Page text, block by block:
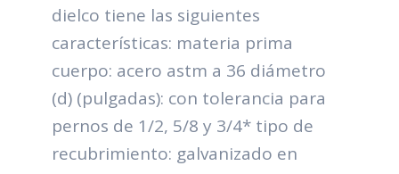
dielco tiene las siguientes
características: materia prima
cuerpo: acero astm a 36 diámetro
(d) (pulgadas): con tolerancia para
pernos de 1/2, 5/8 y 3/4* tipo de
recubrimiento: galvanizado en